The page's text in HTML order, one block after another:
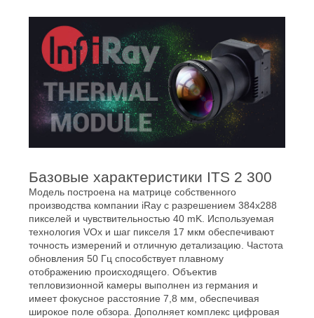
Базовые характеристики ITS 2 300
Модель построена на матрице собственного
производства компании iRay с разрешением 384x288
пикселей и чувствительностью 40 mK. Используемая
технология VOx и шаг пикселя 17 мкм обеспечивают
точность измерений и отличную детализацию. Частота
обновления 50 Гц способствует плавному
отображению происходящего. Объектив
тепловизионной камеры выполнен из германия и
имеет фокусное расстояние 7,8 мм, обеспечивая
широкое поле обзора. Дополняет комплекс цифровая